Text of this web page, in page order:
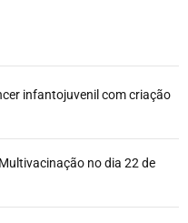
infantojuvenil com criação
no dia 22 de